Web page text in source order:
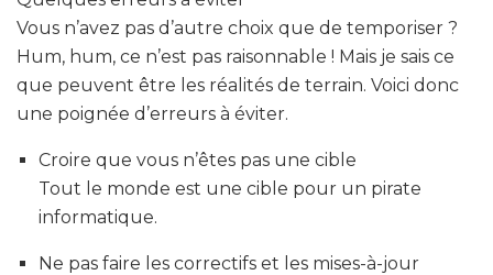
Vous n’avez pas d’autre choix que de temporiser ?
Hum, hum, ce n’est pas raisonnable ! Mais je sais ce
que peuvent être les réalités de terrain. Voici donc
une poignée d’erreurs à éviter.
Croire que vous n’êtes pas une cible
Tout le monde est une cible pour un pirate
informatique.
Ne pas faire les correctifs et les mises-à-jour